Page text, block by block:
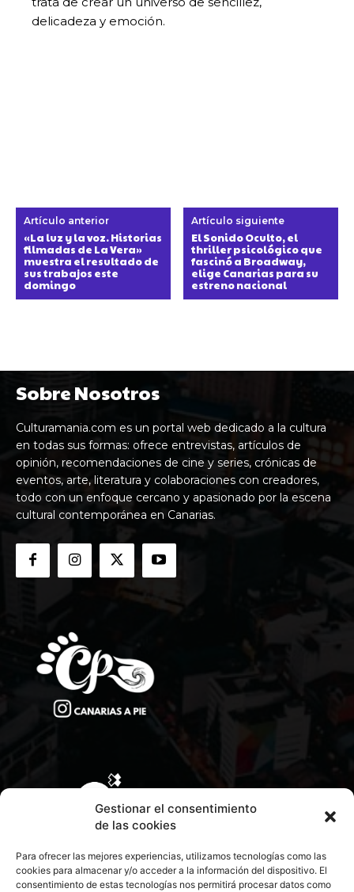
Gestionar el consentimiento
de las cookies
Para ofrecer las mejores experiencias, utilizamos tecnologías como las
cookies para almacenar y/o acceder a la información del dispositivo. El
consentimiento de estas tecnologías nos permitirá procesar datos como
delicadeza y emoción.
Artículo anterior
«La luz y la voz. Historias
filmadas de La Vera»
muestra el resultado de
sus trabajos este
domingo
Artículo siguiente
El Sonido Oculto, el
thriller psicológico que
fascinó a Broadway,
elige Canarias para su
estreno nacional
Sobre Nosotros
Culturamania.com es un portal web dedicado a la cultura
en todas sus formas: ofrece entrevistas, artículos de
opinión, recomendaciones de cine y series, crónicas de
eventos, arte, literatura y colaboraciones con creadores,
todo con un enfoque cercano y apasionado por la escena
cultural contemporánea en Canarias.